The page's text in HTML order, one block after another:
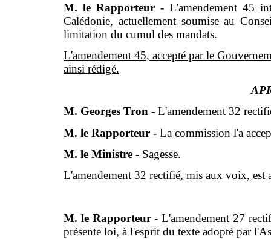
M. le Rapporteur - L'amendement 45
Calédonie, actuellement soumise au
limitation du cumul des mandats.
L'amendement 45, accepté par le
ainsi rédigé.
M. Georges Tron - L'amendement 32
M. le Rapporteur - La commission l'a
M. le Ministre - Sagesse.
L'amendement 32 rectifié, mis aux voix, est
M. le Rapporteur -L'amendement 27
présente loi, à l'esprit du texte adopté par